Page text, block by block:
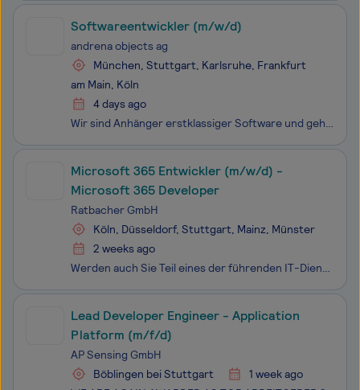
Softwareentwickler (m/w/d)
andrena objects ag
München, Stuttgart, Karlsruhe, Frankfurt
am Main, Köln
4 days ago
Wir sind Anhänger erstklassiger Software und gehören zu den Pionieren der Agilität in Deutschland. Wir unterstützen unsere Kunden darin, innovative Softwareprodukte agil zu entwickeln. Die enge Verbindung von Agile Software Engineering und Agile Coaching ist für uns charakteristisch. Als agiles Unte
Microsoft 365 Entwickler (m/w/d) -
Microsoft 365 Developer
Ratbacher GmbH
Köln, Düsseldorf, Stuttgart, Mainz, Münster
2 weeks ago
Werden auch Sie Teil eines der führenden IT-Dienstleister in Deutschland und gestalten Sie die digitale Arbeitswelt von morgen aktiv mit. In einem innovativen und wachstumsstarken Umfeld erwarten Sie vielfältige Möglichkeiten, Ihre berufliche Heimat zu finden und sich langfristig weiterzuentwickeln.
Lead Developer Engineer - Application
Platform (m/f/d)
AP Sensing GmbH
Böblingen bei Stuttgart
1 week ago